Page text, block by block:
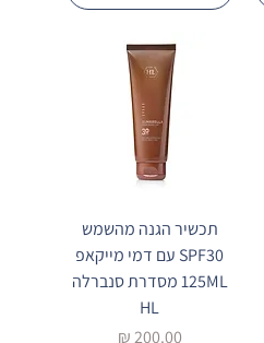
תכשיר הגנה מהשמש
SPF30 עם דמי מייקאפ
125ML מסדרת סנברלה
HL
מחיר